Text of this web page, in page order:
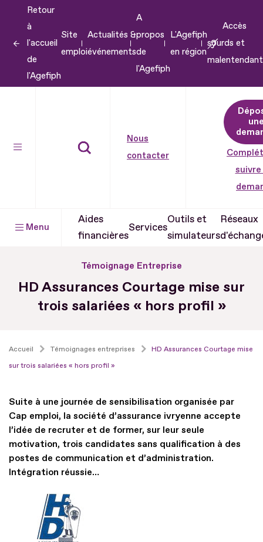
contenu
Retour
à
l'accueil
de
l'Agefiph
Site
emploi
Actualités &
événements
A
propos
de
l'Agefiph
L'Agefiph
en région
Accès
sourds et
Nous
contacter
suivre
Menu
Aides
financières
Services
Outils et
simulateurs
Réseaux
Témoignage Entreprise
HD Assurances Courtage mise sur
trois salariées « hors profil »
Accueil Témoignages entreprises
HD Assurances Courtage mise
sur trois salariées « hors profil »
Suite à une journée de sensibilisation organisée par
Cap emploi, la société d’assurance ivryenne accepte
l’idée de recruter et de former, sur leur seule
motivation, trois candidates sans qualification à des
postes de communication et d’administration.
Intégration réussie…